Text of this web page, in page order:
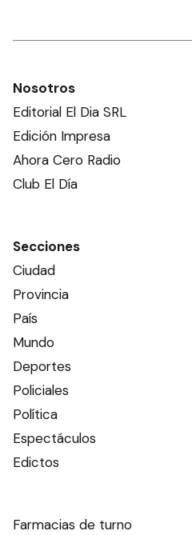
Nosotros
Editorial El Dia SRL
Edición Impresa
Ahora Cero Radio
Club El Día
Secciones
Ciudad
Provincia
País
Mundo
Deportes
Policiales
Política
Espectáculos
Edictos
Farmacias de turno